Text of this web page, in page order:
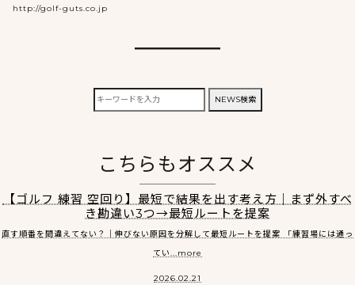
http://golf-guts.co.jp
検
NEWS検索
こちらもオススメ
【ゴルフ 練習 空回り】最短で結果を出す考え方｜まず外すべ
き勘違い3つ→最短ルートを提案
直す順番を間違えてない？｜伸びない原因を分解して最短ルートを提案 「練習場には通っ
てい...more
2026.02.21